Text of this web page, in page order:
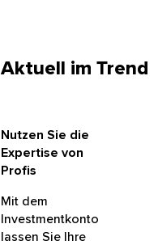
Aktuell im Trend
Nutzen Sie die
Expertise von
Profis
Mit dem
Investmentkonto
lassen Sie Ihre